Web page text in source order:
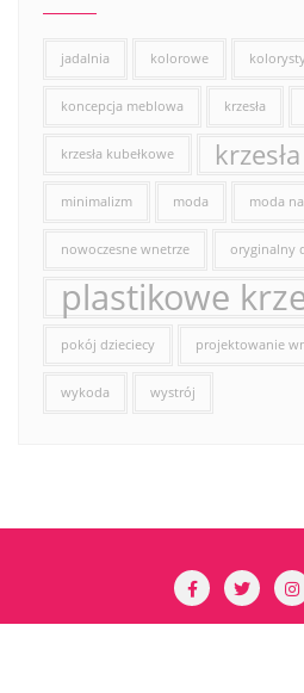
jadalnia kolorowe
koncepcja meblowa krzesła
krzesła kubełkowe
minimalizm moda moda
nowoczesne wnetrze oryginalny
plastikowe
pokój dzieciecy projektowanie
wykoda wystrój